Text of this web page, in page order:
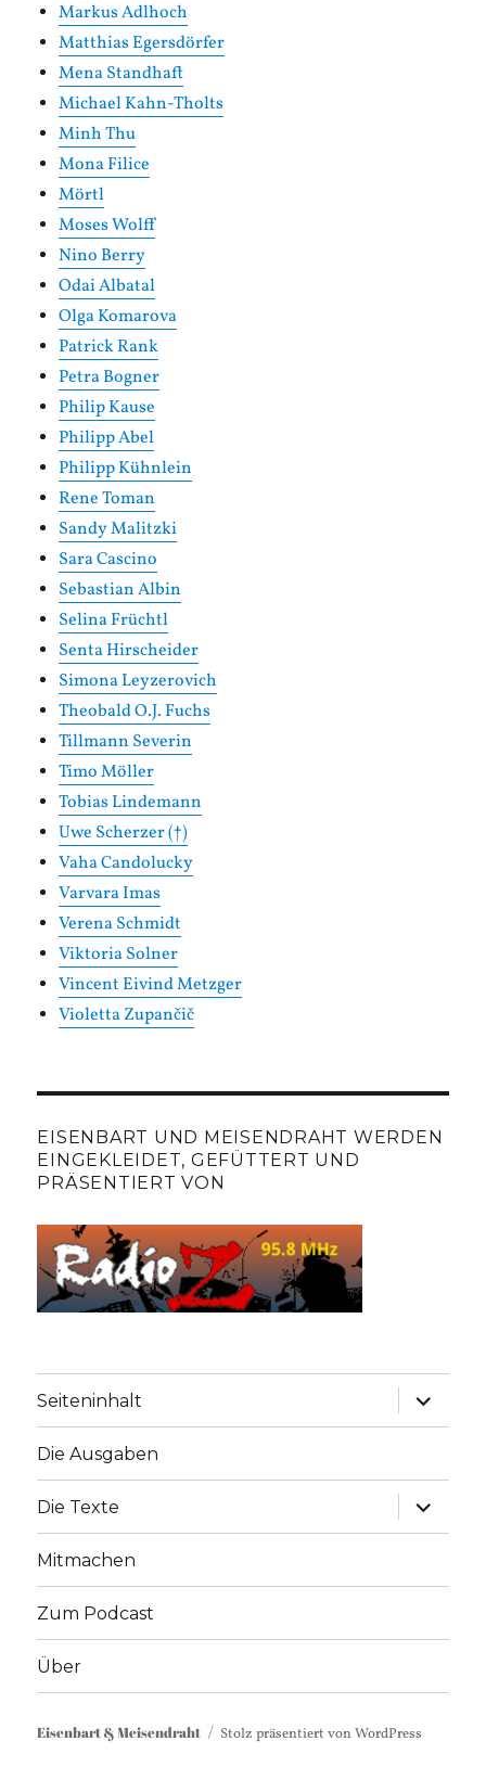
Markus Adlhoch
Matthias Egersdörfer
Mena Standhaft
Michael Kahn-Tholts
Minh Thu
Mona Filice
Mörtl
Moses Wolff
Nino Berry
Odai Albatal
Olga Komarova
Patrick Rank
Petra Bogner
Philip Kause
Philipp Abel
Philipp Kühnlein
Rene Toman
Sandy Malitzki
Sara Cascino
Sebastian Albin
Selina Früchtl
Senta Hirscheider
Simona Leyzerovich
Theobald O.J. Fuchs
Tillmann Severin
Timo Möller
Tobias Lindemann
Uwe Scherzer (†)
Vaha Candolucky
Varvara Imas
Verena Schmidt
Viktoria Solner
Vincent Eivind Metzger
Violetta Zupančič
EISENBART UND MEISENDRAHT WERDEN
EINGEKLEIDET, GEFÜTTERT UND
PRÄSENTIERT VON
Seiteninhalt
Die Ausgaben
Die Texte
Mitmachen
Zum Podcast
Über
Eisenbart & Meisendraht Stolz präsentiert von WordPress